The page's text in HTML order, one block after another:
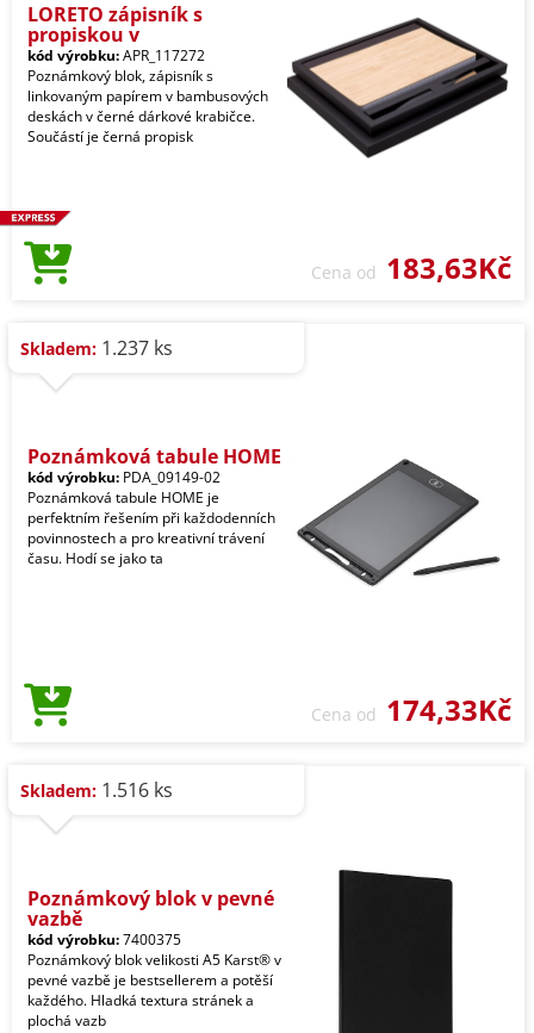
LORETO zápisník s
propiskou v
kód výrobku:APR_117272
Poznámkový blok, zápisník s
linkovaným papírem v bambusových
deskách v černé dárkové krabičce.
Součástí je černá propisk
Cena od 183,63Kč
Skladem: 1.237 ks
Poznámková tabule HOME
kód výrobku: PDA_09149-02
Poznámková tabule HOME je
perfektním řešením při každodenních
povinnostech a pro kreativní trávení
času. Hodí se jako ta
Cena od 174,33Kč
Skladem: 1.516 ks
Poznámkový blok v pevné
vazbě
kód výrobku:7400375
Poznámkový blok velikosti A5 Karst® v
pevné vazbě je bestsellerem a potěší
každého. Hladká textura stránek a
plochá vazb